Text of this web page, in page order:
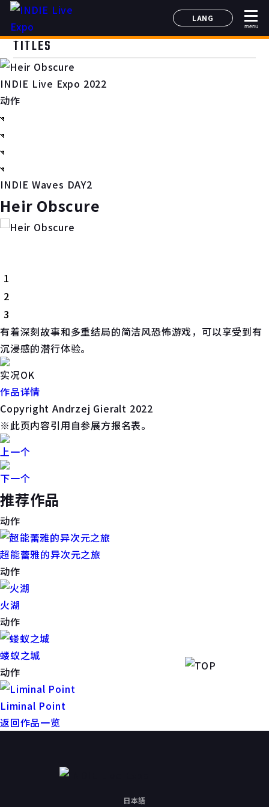
LANG
日本語
menu
TITLES
INDIE Live Expo 2022
动作
INDIE Waves DAY2
Heir Obscure
1
2
3
有着深刻故事和多重结局的简洁风恐怖游戏，可以享受到有
沉浸感的潜行体验。
实况OK
作品详情
Copyright Andrzej Gieralt 2022
※此页内容引用自参展方报名表。
上一个
下一个
推荐作品
动作
超能蕾雅的异次元之旅
动作
火湖
动作
蝼蚁之城
动作
Liminal Point
返回作品一览
日本語